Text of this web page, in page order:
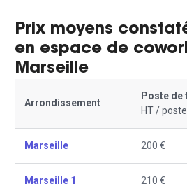
Prix moyens
en espace de
Marseille
Arrondissement
Poste de
HT /
Marseille 200 €
Marseille 1 210 €